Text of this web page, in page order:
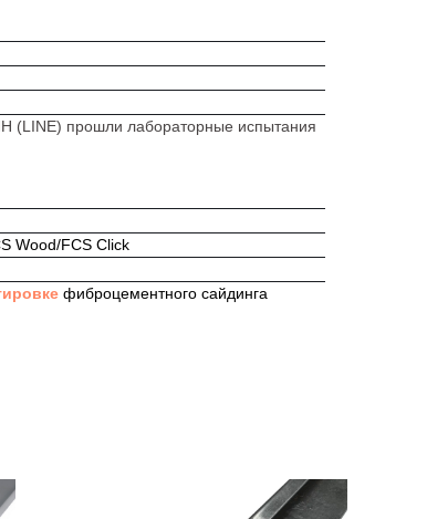
(LINE) прошли лабораторные испытания
Wood/FCS Click
фиброцементного сайдинга